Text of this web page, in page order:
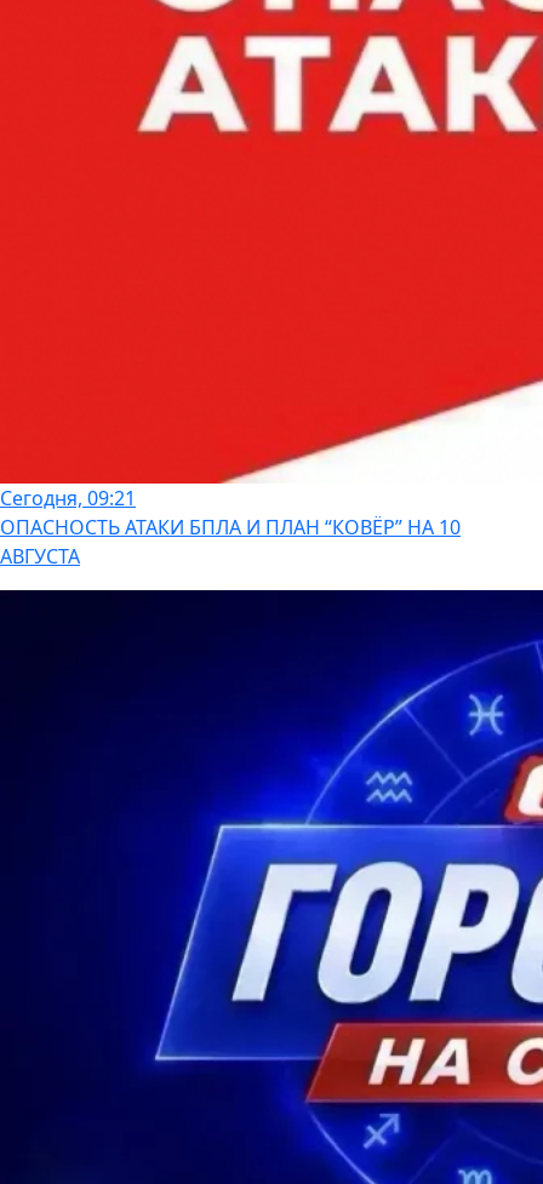
Сегодня, 09:21
ОПАСНОСТЬ АТАКИ БПЛА И ПЛАН “КОВЁР” НА 10
АВГУСТА